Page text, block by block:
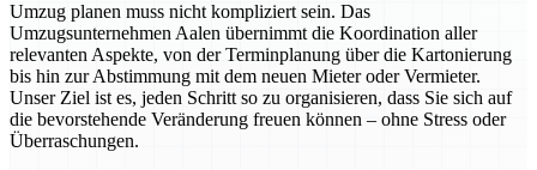
Umzug planen muss nicht kompliziert sein. Das
Umzugsunternehmen Aalen übernimmt die Koordination aller
relevanten Aspekte, von der Terminplanung über die Kartonierung
bis hin zur Abstimmung mit dem neuen Mieter oder Vermieter.
Unser Ziel ist es, jeden Schritt so zu organisieren, dass Sie sich auf
die bevorstehende Veränderung freuen können – ohne Stress oder
Überraschungen.